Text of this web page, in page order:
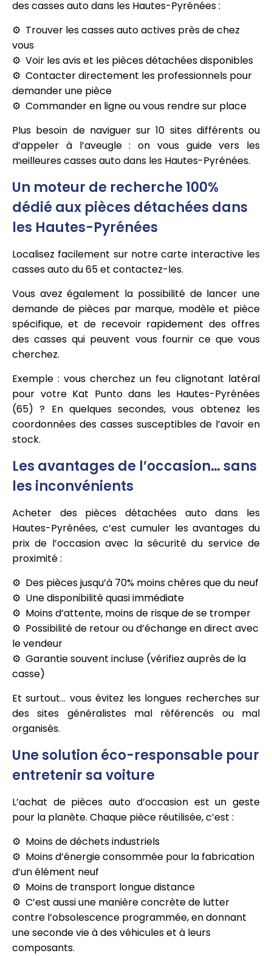
des casses auto dans les Hautes-Pyrénées :
Trouver les casses auto actives près de chez
vous
Voir les avis et les pièces détachées disponibles
Contacter directement les professionnels pour
demander une pièce
Commander en ligne ou vous rendre sur place
Plus besoin de naviguer sur 10 sites différents ou
d’appeler à l’aveugle : on vous guide vers les
meilleures casses auto dans les Hautes-Pyrénées.
Un moteur de recherche 100%
dédié aux pièces détachées dans
les Hautes-Pyrénées
Localisez facilement sur notre carte interactive les
casses auto du 65 et contactez-les.
Vous avez également la possibilité de lancer une
demande de pièces par marque, modèle et pièce
spécifique, et de recevoir rapidement des offres
des casses qui peuvent vous fournir ce que vous
cherchez.
Exemple : vous cherchez un feu clignotant latéral
pour votre Kat Punto dans les Hautes-Pyrénées
(65) ? En quelques secondes, vous obtenez les
coordonnées des casses susceptibles de l’avoir en
stock.
Les avantages de l’occasion… sans
les inconvénients
Acheter des pièces détachées auto dans les
Hautes-Pyrénées, c’est cumuler les avantages du
prix de l’occasion avec la sécurité du service de
proximité :
Des pièces jusqu’à 70% moins chères que du neuf
Une disponibilité quasi immédiate
Moins d’attente, moins de risque de se tromper
Possibilité de retour ou d’échange en direct avec
le vendeur
Garantie souvent incluse (vérifiez auprès de la
casse)
Et surtout… vous évitez les longues recherches sur
des sites généralistes mal référencés ou mal
organisés.
Une solution éco-responsable pour
entretenir sa voiture
L’achat de pièces auto d’occasion est un geste
pour la planète. Chaque pièce réutilisée, c’est :
Moins de déchets industriels
Moins d’énergie consommée pour la fabrication
d’un élément neuf
Moins de transport longue distance
C’est aussi une manière concrète de lutter
contre l’obsolescence programmée, en donnant
une seconde vie à des véhicules et à leurs
composants.